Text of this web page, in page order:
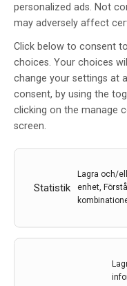
personalized ads. Not
may adversely affect
Click below to consent
choices. Your choices
change your settings at
consent, by using the
clicking on the manage
screen.
Statistik
Lagra och/
enhet,
förebyggande av MS
Universitetet i
engagemang i att